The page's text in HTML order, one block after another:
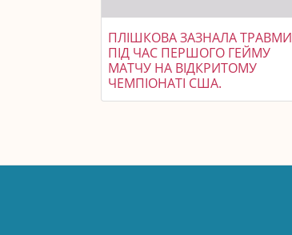
ПЛІШКОВА ЗАЗНАЛА ТРАВМИ
ПІД ЧАС ПЕРШОГО ГЕЙМУ
МАТЧУ НА ВІДКРИТОМУ
ЧЕМПІОНАТІ США.